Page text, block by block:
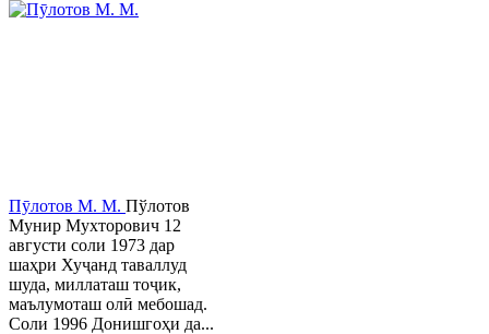
Пӯлотов М. М. Пўлотов
Мунир Мухторович 12
августи соли 1973 дар
шаҳри Хуҷанд таваллуд
шуда, миллаташ тоҷик,
маълумоташ олӣ мебошад.
Соли 1996 Донишгоҳи да...